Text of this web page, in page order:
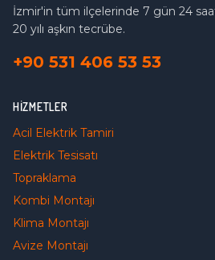
İzmir'in tüm ilçelerinde 7 gün 24
20 yılı aşkın tecrübe.
+90 531 406 53 53
HIZMETLER
Acil Elektrik Tamiri
Elektrik Tesisatı
Topraklama
Kombi Montajı
Klima Montajı
Avize Montajı